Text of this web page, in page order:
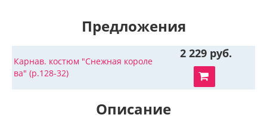
Предложения
Карнав. костюм "Снежная короле
ва" (р.128-32)
2 229 руб.
Описание